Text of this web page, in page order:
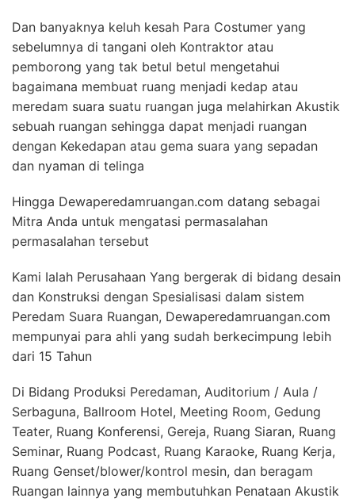
Dan banyaknya keluh kesah Para Costumer yang
sebelumnya di tangani oleh Kontraktor atau
pemborong yang tak betul betul mengetahui
bagaimana membuat ruang menjadi kedap atau
meredam suara suatu ruangan juga melahirkan Akustik
sebuah ruangan sehingga dapat menjadi ruangan
dengan Kekedapan atau gema suara yang sepadan
dan nyaman di telinga
Hingga Dewaperedamruangan.com datang sebagai
Mitra Anda untuk mengatasi permasalahan
permasalahan tersebut
Kami Ialah Perusahaan Yang bergerak di bidang desain
dan Konstruksi dengan Spesialisasi dalam sistem
Peredam Suara Ruangan, Dewaperedamruangan.com
mempunyai para ahli yang sudah berkecimpung lebih
dari 15 Tahun
Di Bidang Produksi Peredaman, Auditorium / Aula /
Serbaguna, Ballroom Hotel, Meeting Room, Gedung
Teater, Ruang Konferensi, Gereja, Ruang Siaran, Ruang
Seminar, Ruang Podcast, Ruang Karaoke, Ruang Kerja,
Ruang Genset/blower/kontrol mesin, dan beragam
Ruangan lainnya yang membutuhkan Penataan Akustik